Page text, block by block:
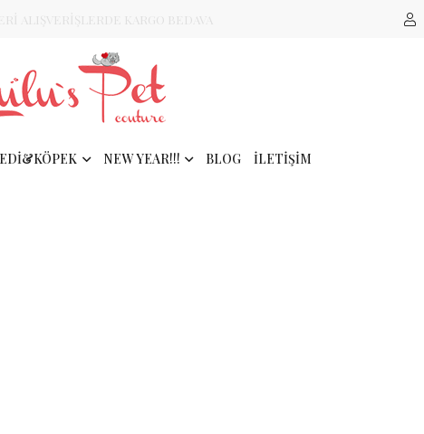
ALIŞVERİŞLERDE KARGO BEDAVA
NEW YEAR!!! BLOG İLETIŞIM